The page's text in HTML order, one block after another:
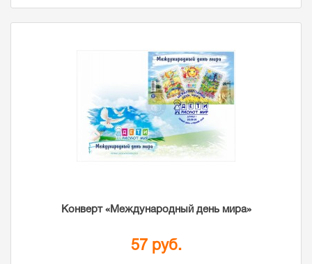
Конверт «Международный день мира»
57 руб.